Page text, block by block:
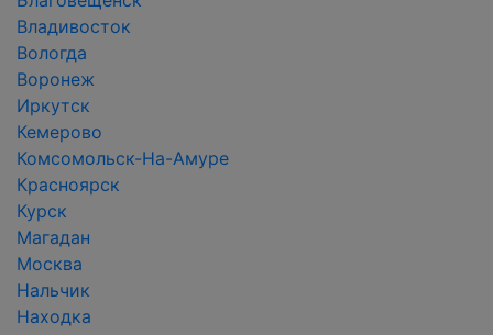
Владивосток
Вологда
Воронеж
Иркутск
Кемерово
Комсомольск-На-Амуре
Красноярск
Курск
Магадан
Москва
Нальчик
Находка